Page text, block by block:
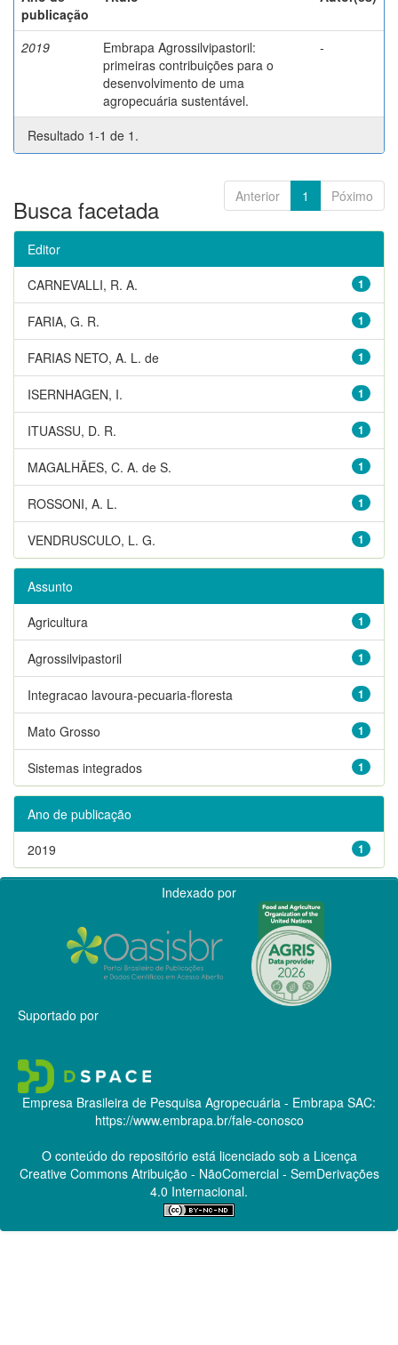
publicação
2019
Embrapa Agrossilvipastoril:
primeiras contribuições para o
desenvolvimento de uma
agropecuária sustentável.
-
Resultado 1-1 de 1.
Anterior 1 Póximo
Busca facetada
Editor
1
CARNEVALLI, R. A.
1
FARIA, G. R.
1
FARIAS NETO, A. L. de
1
ISERNHAGEN, I.
1
ITUASSU, D. R.
1
MAGALHÃES, C. A. de S.
1
ROSSONI, A. L.
1
VENDRUSCULO, L. G.
Assunto
1
Agricultura
1
Agrossilvipastoril
1
Integracao lavoura-pecuaria-floresta
1
Mato Grosso
1
Sistemas integrados
Ano de publicação
1
2019
Indexado por
Suportado por
Empresa Brasileira de Pesquisa Agropecuária - Embrapa SAC:
https://www.embrapa.br/fale-conosco
O conteúdo do repositório está licenciado sob a Licença
Creative CommonsAtribuição - NãoComercial - SemDerivações
4.0 Internacional.